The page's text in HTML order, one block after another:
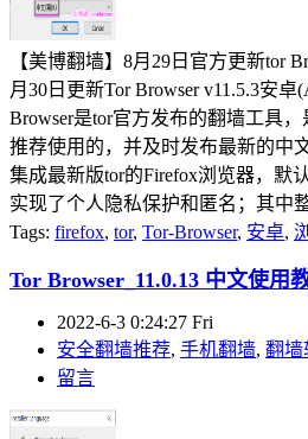
【美博翻墙】8月29日官方更新tor
月30日更新Tor Browser v11.5.3安卓
Browser是tor官方发布的翻墙工具
推荐使用的，并及时发布最新的中
集成最新版tor的Firefox浏览器，默
实现了个人隐私保护和匿名；其中
Tags: firefox, tor, Tor-Browser, 安卓,
Tor Browser_11.0.13 中文使用教
2022-6-3 0:24:27 Fri
安全翻墙推荐, 手机翻墙, 翻墙
留言